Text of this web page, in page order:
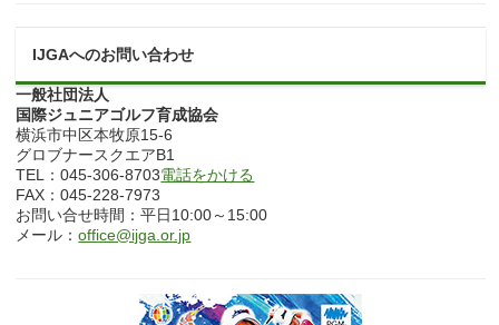
IJGAへのお問い合わせ
一般社団法人
国際ジュニアゴルフ育成協会
横浜市中区本牧原15-6
グロブナースクエアB1
TEL：045-306-8703電話をかける
FAX：045-228-7973
お問い合せ時間：平日10:00～15:00
メール：office@ijga.or.jp